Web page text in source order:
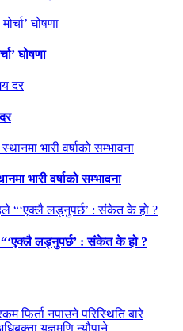
घोषणा
भारी वर्षाको सम्भावना
लड्नुपर्छ’ : संकेत के हो ?